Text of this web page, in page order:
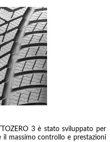
3 è stato sviluppato per
il massimo controllo e prestazioni